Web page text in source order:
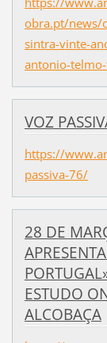
obra.pt/news/
sintra-vinte-
antonio-
VOZ
https://
passiva-76/
28 DE
ESTUDO
ALCOBAÇA